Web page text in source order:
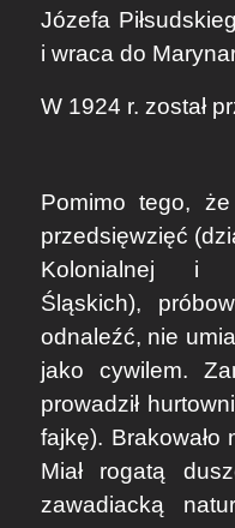
Józefa
i wraca do
W 1924 r. został
Pomimo tego,
przedsięwzięć
Kolonialnej i
Śląskich),
odnaleźć, nie
jako cywilem.
prowadził
fajkę).
Miał rogatą
zawadiacką